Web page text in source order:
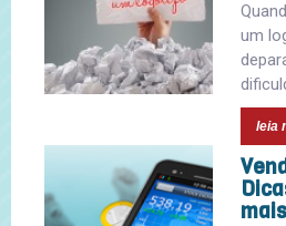
um
leia